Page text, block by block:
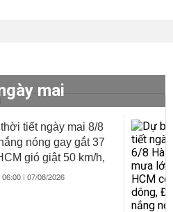
mai
tiết ngày mai 8/8
nóng gay gắt 37
gió giật 50 km/h,
có mưa
06:00 | 07/08/2026